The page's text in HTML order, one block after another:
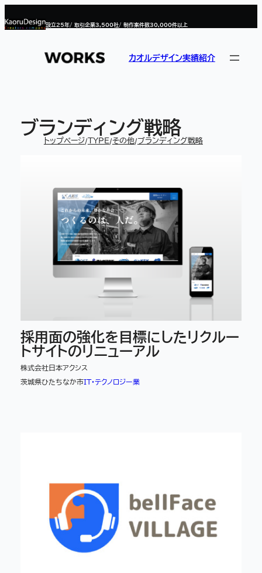
容
を
設立25年/ 取引企業3,500社/ 制作案件数30,000件以上
カオルデザイン実績紹介
ブランディング戦略
トップページ TYPE その他 ブランディング戦略
採用面の強化を目標にしたリクルー
トサイトのリニューアル
株式会社日本アクシス
茨城県ひたちなか市IT・テクノロジー業